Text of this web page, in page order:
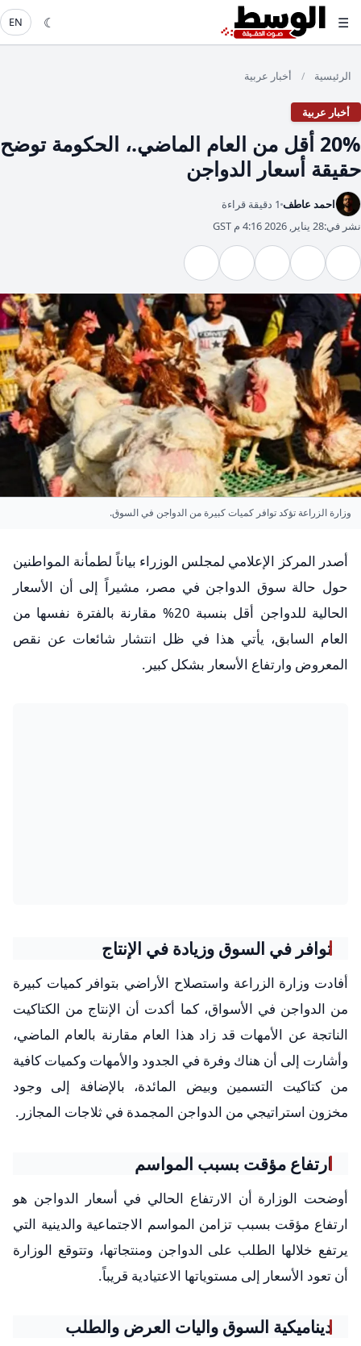
☰
☾
EN
الرئيسية / أخبار عربية
أخبار عربية
20% أقل من العام الماضي.، الحكومة توضح
حقيقة أسعار الدواجن
احمد عاطف 1 دقيقة قراءة
نشر في:28 يناير, 2026 4:16 م GST
وزارة الزراعة تؤكد توافر كميات كبيرة من الدواجن في السوق.
أصدر المركز الإعلامي لمجلس الوزراء بياناً لطمأنة المواطنين
حول حالة سوق الدواجن في مصر، مشيراً إلى أن الأسعار
الحالية للدواجن أقل بنسبة 20% مقارنة بالفترة نفسها من
العام السابق، يأتي هذا في ظل انتشار شائعات عن نقص
المعروض وارتفاع الأسعار بشكل كبير.
توافر في السوق وزيادة في الإنتاج
أفادت وزارة الزراعة واستصلاح الأراضي بتوافر كميات كبيرة
من الدواجن في الأسواق، كما أكدت أن الإنتاج من الكتاكيت
الناتجة عن الأمهات قد زاد هذا العام مقارنة بالعام الماضي،
وأشارت إلى أن هناك وفرة في الجدود والأمهات وكميات كافية
من كتاكيت التسمين وبيض المائدة، بالإضافة إلى وجود
مخزون استراتيجي من الدواجن المجمدة في ثلاجات المجازر.
ارتفاع مؤقت بسبب المواسم
أوضحت الوزارة أن الارتفاع الحالي في أسعار الدواجن هو
ارتفاع مؤقت بسبب تزامن المواسم الاجتماعية والدينية التي
يرتفع خلالها الطلب على الدواجن ومنتجاتها، وتتوقع الوزارة
أن تعود الأسعار إلى مستوياتها الاعتيادية قريباً.
ديناميكية السوق واليات العرض والطلب